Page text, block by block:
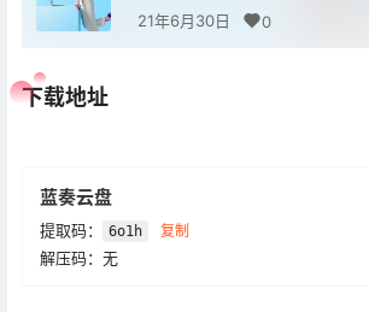
21年6月30日
0
下载地址
蓝奏云盘
提取码： 6o1h 复制
解压码：无